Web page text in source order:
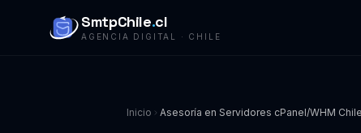
SmtpChile.cl
AGENCIA DIGITAL · CHILE
Inicio Asesoría en Servidores cPanel/WHM